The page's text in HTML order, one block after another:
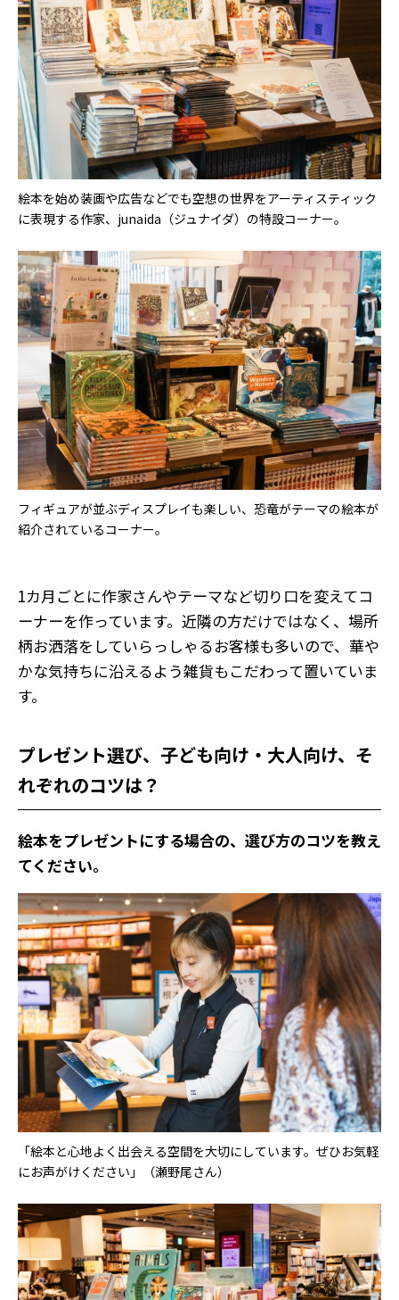
絵本を始め装画や広告などでも空想の世界をアーティスティック
に表現する作家、junaida（ジュナイダ）の特設コーナー。
フィギュアが並ぶディスプレイも楽しい、恐竜がテーマの絵本が
紹介されているコーナー。
1カ月ごとに作家さんやテーマなど切り口を変えてコ
ーナーを作っています。近隣の方だけではなく、場所
柄お洒落をしていらっしゃるお客様も多いので、華や
かな気持ちに沿えるよう雑貨もこだわって置いていま
す。
プレゼント選び、子ども向け・大人向け、そ
れぞれのコツは？
――絵本をプレゼントにする場合の、選び方のコツを教え
てください。
「絵本と心地よく出会える空間を大切にしています。ぜひお気軽
にお声がけください」（瀬野尾さん）